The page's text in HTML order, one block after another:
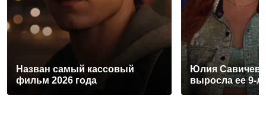
Назван самый кассовый
фильм 2026 года
Юлия Савичева
выросла ее 9-